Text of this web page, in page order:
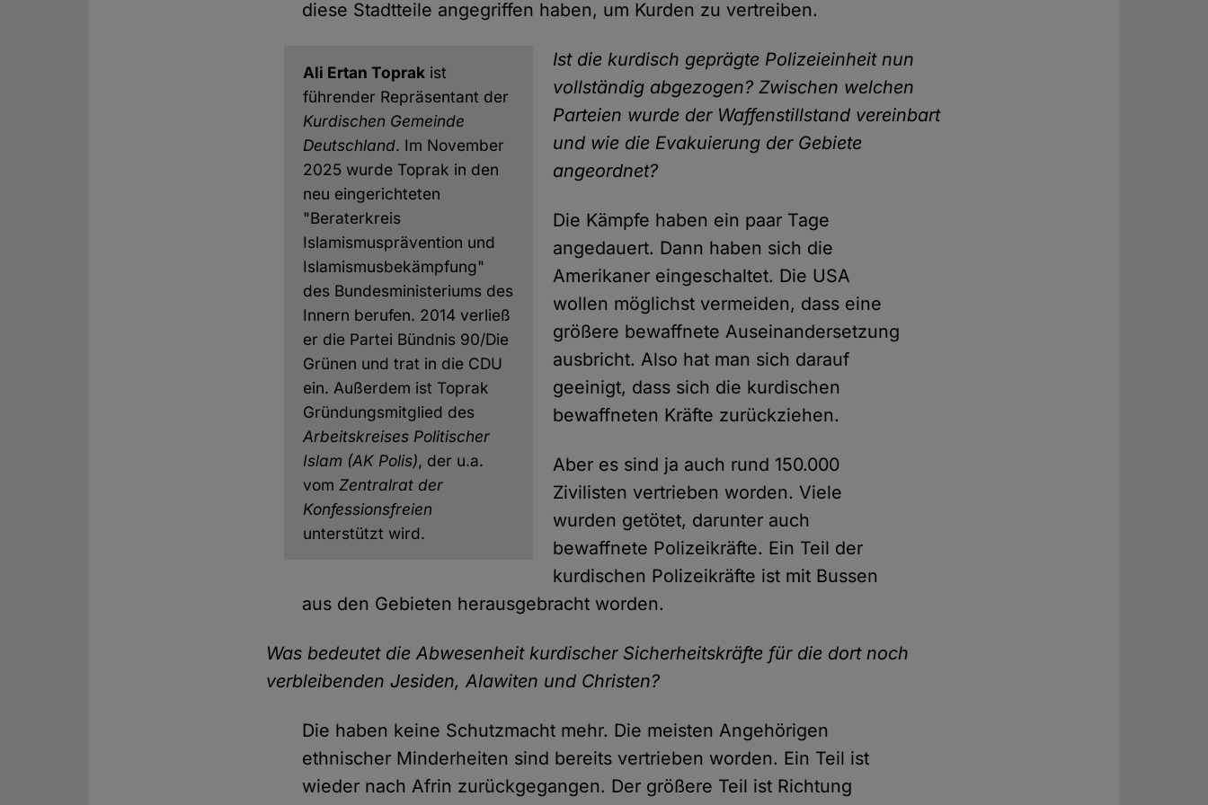
diese Stadtteile angegriffen haben, um Kurden zu vertreiben.
Ali Ertan Toprak ist
führender Repräsentant der
Kurdischen Gemeinde
Deutschland. Im November
2025 wurde Toprak in den
neu eingerichteten
"Beraterkreis
Islamismusprävention und
Islamismusbekämpfung"
des Bundesministeriums des
Innern berufen. 2014 verließ
er die Partei Bündnis 90/Die
Grünen und trat in die CDU
ein. Außerdem ist Toprak
Gründungsmitglied des
Arbeitskreises Politischer
Islam (AK Polis), der u.a.
vomZentralrat der
Konfessionsfreien
unterstützt wird.
Ist die kurdisch geprägte Polizeieinheit nun
vollständig abgezogen? Zwischen welchen
Parteien wurde der Waffenstillstand vereinbart
und wie die Evakuierung der Gebiete
angeordnet?
Die Kämpfe haben ein paar Tage
angedauert. Dann haben sich die
Amerikaner eingeschaltet. Die USA
wollen möglichst vermeiden, dass eine
größere bewaffnete Auseinandersetzung
ausbricht. Also hat man sich darauf
geeinigt, dass sich die kurdischen
bewaffneten Kräfte zurückziehen.
Aber es sind ja auch rund 150.000
Zivilisten vertrieben worden. Viele
wurden getötet, darunter auch
bewaffnete Polizeikräfte. Ein Teil der
kurdischen Polizeikräfte ist mit Bussen
aus den Gebieten herausgebracht worden.
Was bedeutet die Abwesenheit kurdischer Sicherheitskräfte für die dort noch
verbleibenden Jesiden, Alawiten und Christen?
Die haben keine Schutzmacht mehr. Die meisten Angehörigen
ethnischer Minderheiten sind bereits vertrieben worden. Ein Teil ist
wieder nach Afrin zurückgegangen. Der größere Teil ist Richtung